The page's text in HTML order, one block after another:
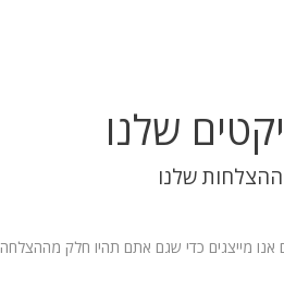
שלנו
ההצלחות שלנו
אנו מייצגים כדי שגם אתם תהיו חלק מההצלחה